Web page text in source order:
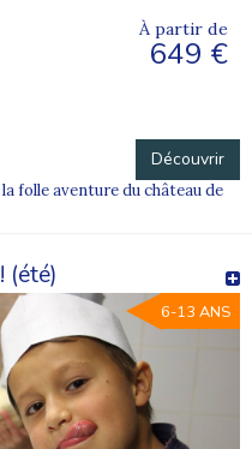
À partir de
649 €
Découvrir
folle aventure du château de
(été)
6-13 ANS